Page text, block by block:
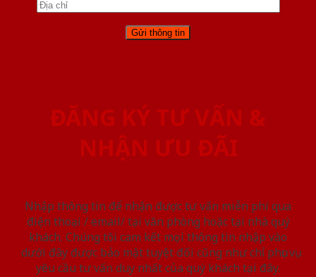
ĐĂNG KÝ TƯ VẤN &
NHẬN ƯU ĐÃI
Nhập thông tin để nhận được tư vấn miễn phí qua
điện thoại / email/ tại văn phòng hoặc tại nhà quý
khách. Chúng tôi cam kết mọi thông tin nhập vào
dưới đây được bảo mật tuyệt đối cũng như chỉ phục vụ
yêu cầu tư vấn duy nhất của quý khách tại đây.